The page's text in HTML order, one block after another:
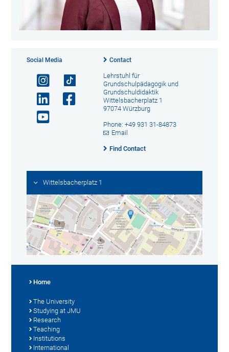
Social Media Contact
Lehrstuhl für
Grundschulpädagogik und
Grundschuldidaktik
Wittelsbacherplatz 1
97074 Würzburg
Phone: +49 931 31-84873
Email
Find Contact
Wittelsbacherplatz 1
Home
The University
Studying at JMU
Research
Teaching
Institutions
International